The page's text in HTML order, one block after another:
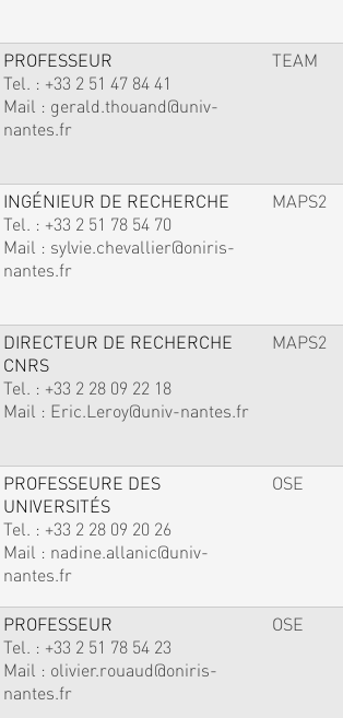
PROFESSEUR
Tel. : +33 2 51 47 84 41
Mail : gerald.thouand@univ-
nantes.fr
TEAM
INGÉNIEUR DE RECHERCHE
Tel. : +33 2 51 78 54 70
Mail : sylvie.chevallier@oniris-
nantes.fr
MAPS2
DIRECTEUR DE RECHERCHE
CNRS
Tel. : +33 2 28 09 22 18
Mail : Eric.Leroy@univ-nantes.fr
MAPS2
PROFESSEURE DES
UNIVERSITÉS
Tel. : +33 2 28 09 20 26
Mail : nadine.allanic@univ-
nantes.fr
OSE
PROFESSEUR
Tel. : +33 2 51 78 54 23
Mail : olivier.rouaud@oniris-
nantes.fr
OSE